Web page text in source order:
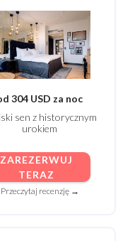
304 USD za noc
sen z historycznym
urokiem
ZAREZERWUJ
TERAZ
Przeczytaj recenzję →